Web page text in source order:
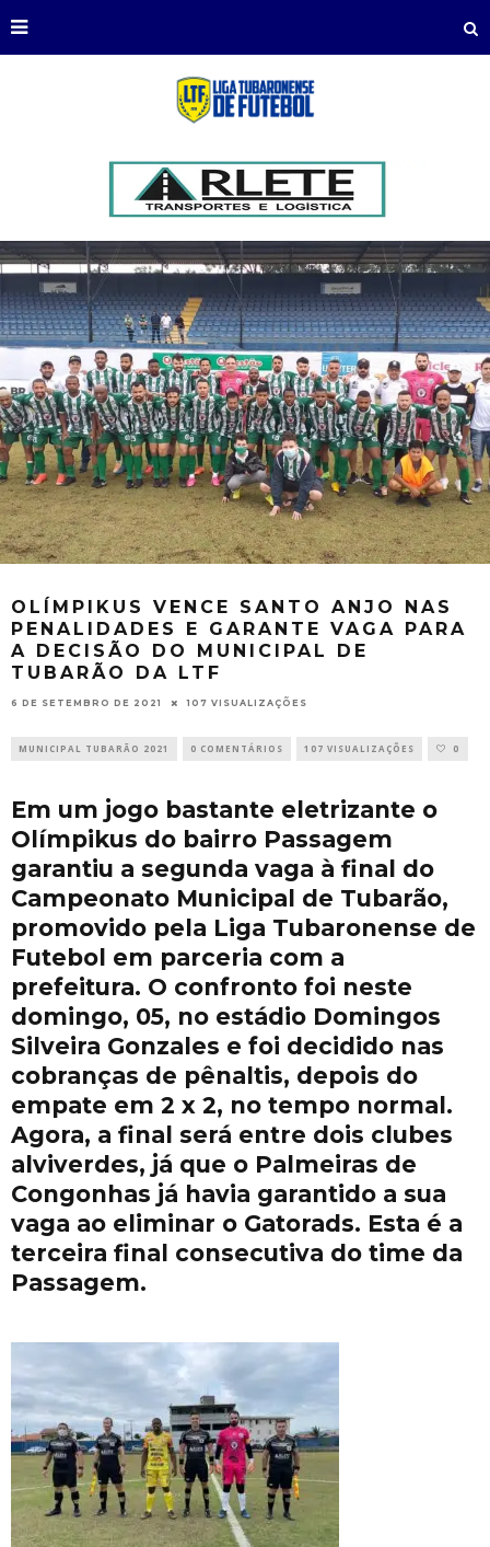
OLÍMPIKUS VENCE SANTO ANJO NAS
PENALIDADES E GARANTE VAGA PARA
A DECISÃO DO MUNICIPAL DE
TUBARÃO DA LTF
6 DE SETEMBRO DE 2021 107 VISUALIZAÇÕES
MUNICIPAL TUBARÃO 2021 0 COMENTÁRIOS 107 VISUALIZAÇÕES 0
Em um jogo bastante eletrizante o
Olímpikus do bairro Passagem
garantiu a segunda vaga à final do
Campeonato Municipal de Tubarão,
promovido pela Liga Tubaronense de
Futebol em parceria com a
prefeitura. O confronto foi neste
domingo, 05, no estádio Domingos
Silveira Gonzales e foi decidido nas
cobranças de pênaltis, depois do
empate em 2 x 2, no tempo normal.
Agora, a final será entre dois clubes
alviverdes, já que o Palmeiras de
Congonhas já havia garantido a sua
vaga ao eliminar o Gatorads. Esta é a
terceira final consecutiva do time da
Passagem.